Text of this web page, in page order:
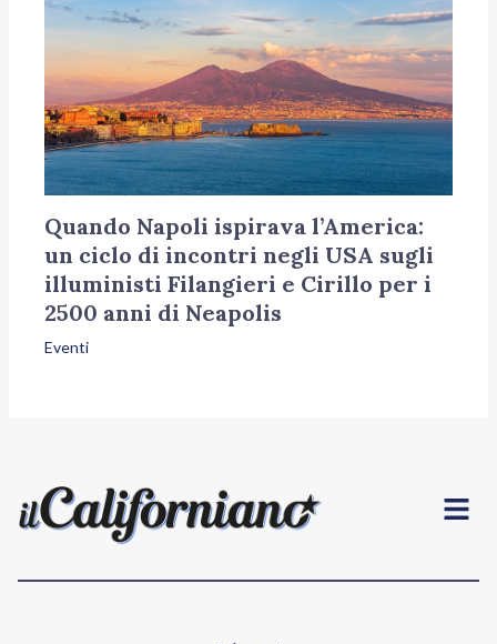
Quando Napoli ispirava l’America:
un ciclo di incontri negli USA sugli
illuministi Filangieri e Cirillo per i
2500 anni di Neapolis
Eventi
Menu